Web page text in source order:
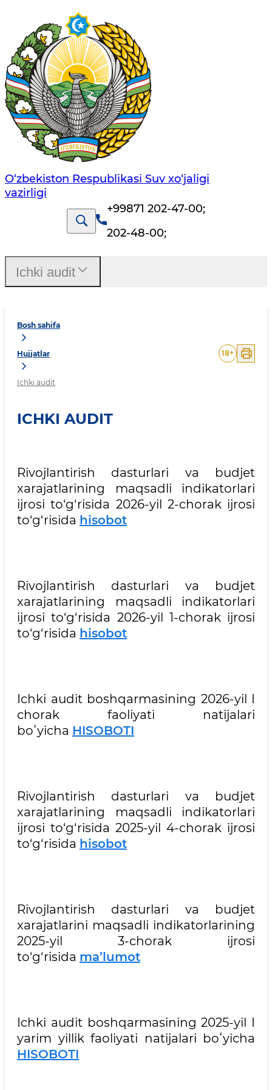
O‘zbekiston Respublikasi Suv хo‘jaligi
vazirligi
+99871 202-47-00;
202-48-00;
Bosh sahifa
Hujjatlar
Ichki audit
18+
ICHKI AUDIT
Rivojlantirish dasturlari va budjet
xarajatlarining maqsadli indikatorlari
ijrosi to‘g‘risida 2026-yil 2-chorak ijrosi
to‘g‘risida hisobot
Rivojlantirish dasturlari va budjet
xarajatlarining maqsadli indikatorlari
ijrosi to‘g‘risida 2026-yil 1-chorak ijrosi
to‘g‘risida hisobot
Ichki audit boshqarmasining 2026-yil I
chorak faoliyati natijalari
boʻyicha HISOBOTI
Rivojlantirish dasturlari va budjet
xarajatlarining maqsadli indikatorlari
ijrosi to‘g‘risida 2025-yil 4-chorak ijrosi
to‘g‘risida hisobot
Rivojlantirish dasturlari va budjet
xarajatlarini maqsadli indikatorlarining
2025-yil 3-chorak ijrosi
to‘g‘risida ma’lumot
Ichki audit boshqarmasining 2025-yil I
yarim yillik faoliyati natijalari boʻyicha
HISOBOTI
Ichki audit